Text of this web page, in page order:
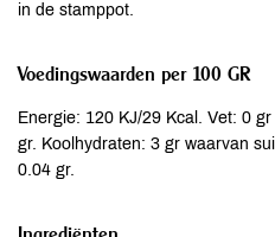
in de stamppot.
Voedingswaarden per 100 GR
Energie: 120 KJ/29 Kcal. Vet: 0
gr. Koolhydraten: 3 gr waarvan
0.04 gr.